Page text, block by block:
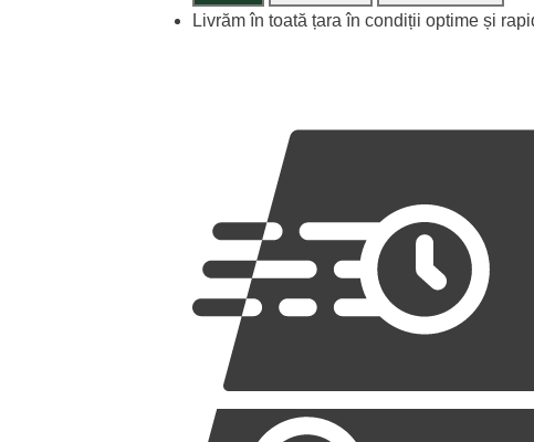
Livrăm în toată țara în condiții optime și